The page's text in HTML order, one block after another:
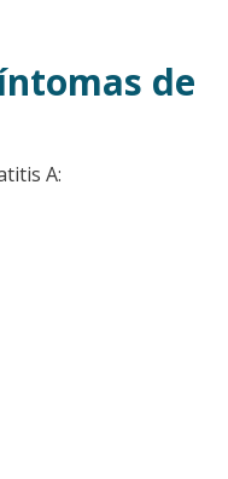
de
A: